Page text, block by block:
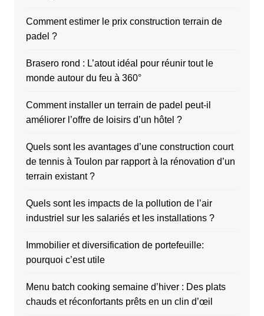
Comment estimer le prix construction terrain de
padel ?
Brasero rond : L’atout idéal pour réunir tout le
monde autour du feu à 360°
Comment installer un terrain de padel peut-il
améliorer l’offre de loisirs d’un hôtel ?
Quels sont les avantages d’une construction court
de tennis à Toulon par rapport à la rénovation d’un
terrain existant ?
Quels sont les impacts de la pollution de l’air
industriel sur les salariés et les installations ?
Immobilier et diversification de portefeuille:
pourquoi c’est utile
Menu batch cooking semaine d’hiver : Des plats
chauds et réconfortants prêts en un clin d’œil